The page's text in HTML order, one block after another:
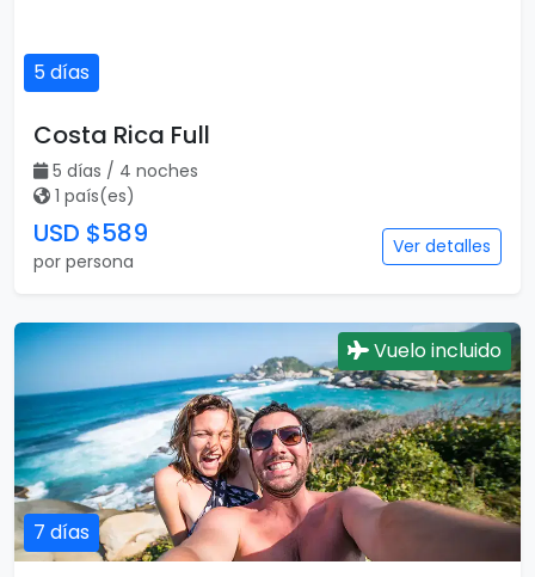
5 días
Costa Rica Full
5 días / 4 noches
1 país(es)
USD $589
por persona
Ver detalles
7 días
Vuelo incluido